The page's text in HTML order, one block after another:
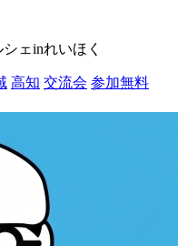
ェinれいほく
高知 交流会 参加無料